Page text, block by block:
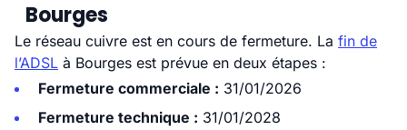
Bourges
Le réseau cuivre est en cours de fermeture. La fin de
l’ADSL à Bourges est prévue en deux étapes :
Fermeture commerciale : 31/01/2026
Fermeture technique : 31/01/2028